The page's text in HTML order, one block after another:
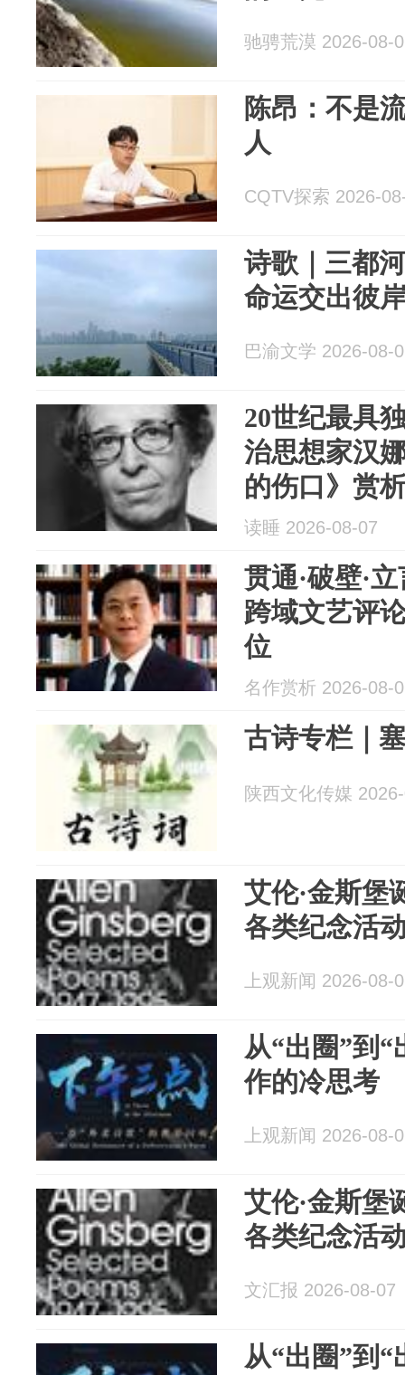
驰骋荒漠 2026-08-
陈昂：不是
人
CQTV探索 2026-
诗歌｜三都
命运交出彼
巴渝文学 2026-08-
20世纪最具
治思想家汉
的伤口》赏
读睡 2026-08-07
贯通·破壁·
跨域文艺评
位
名作赏析 2026-08-
古诗专栏｜
陕西文化传媒
艾伦·金斯堡
各类纪念活
上观新闻 2026-08-
从“出圈”到
作的冷思考
上观新闻 2026-08-
艾伦·金斯堡
各类纪念活
文汇报 2026-08-07
从“出圈”到